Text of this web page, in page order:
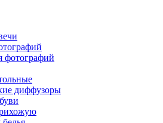
фотографий
диффузоры